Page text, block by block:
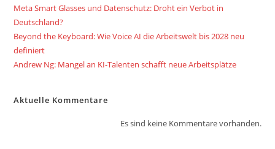
Meta Smart Glasses und Datenschutz: Droht ein Verbot in
Deutschland?
Beyond the Keyboard: Wie Voice AI die Arbeitswelt bis 2028 neu
definiert
Andrew Ng: Mangel an KI-Talenten schafft neue Arbeitsplätze
Aktuelle Kommentare
Es sind keine Kommentare vorhanden.